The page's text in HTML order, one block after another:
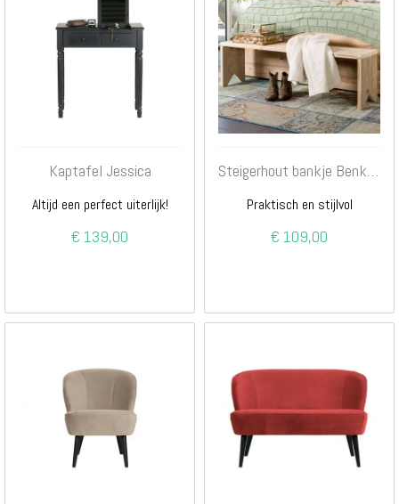
Kaptafel Jessica
Altijd een perfect uiterlijk!
€ 139,00
Praktisch en stijlvol
€ 109,00